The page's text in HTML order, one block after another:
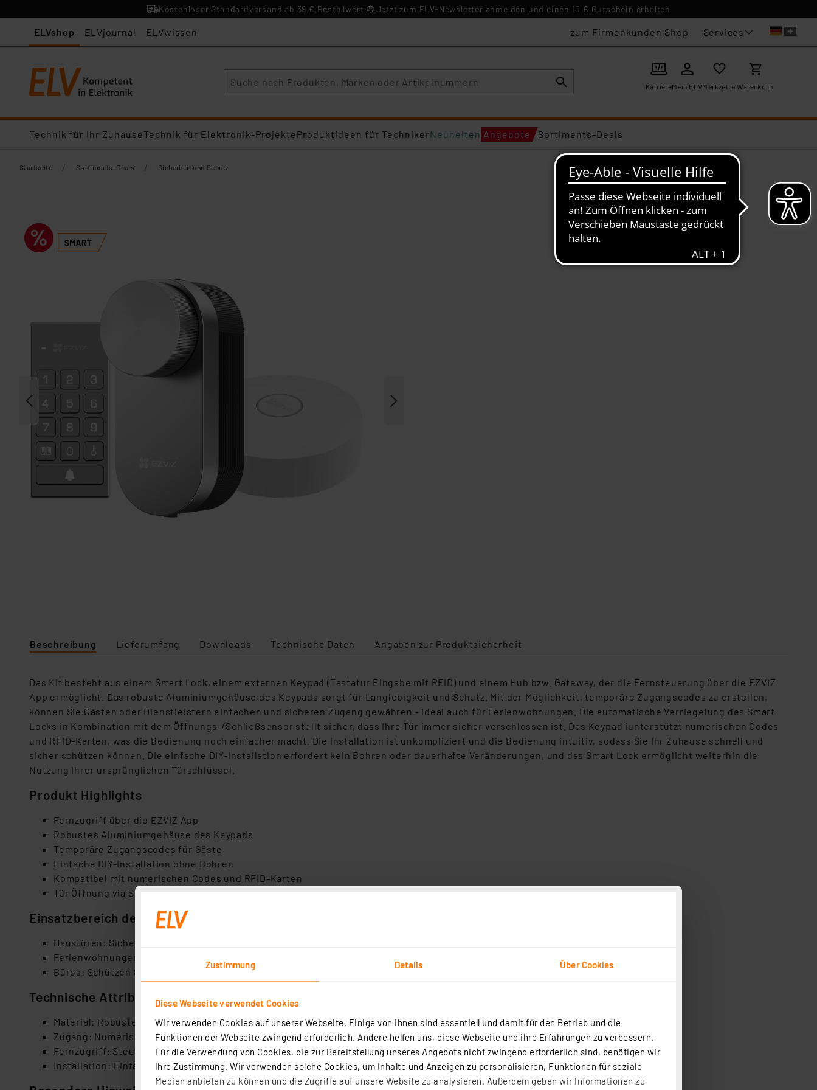
Zustimmung Details Über Cookies
Diese Webseite verwendet Cookies
Wir verwenden Cookies auf unserer Webseite. Einige von ihnen sind essentiell und damit für den Betrieb und die
Funktionen der Webseite zwingend erforderlich. Andere helfen uns, diese Webseite und ihre Erfahrungen zu verbessern.
Für die Verwendung von Cookies, die zur Bereitstellung unseres Angebots nicht zwingend erforderlich sind, benötigen wir
Ihre Zustimmung. Wir verwenden solche Cookies, um Inhalte und Anzeigen zu personalisieren, Funktionen für soziale
Medien anbieten zu können und die Zugriffe auf unsere Website zu analysieren. Außerdem geben wir Informationen zu
Kostenloser Standardversand ab 39 € Bestellwert Jetzt zum ELV-Newsletter anmelden und einen 10 € Gutschein erhalten
ELVshop ELVjournal ELVwissen zum Firmenkunden Shop Services
KarriereMein ELVMerkzettelWarenkorb
Technik für Ihr ZuhauseTechnik für Elektronik-ProjekteProduktideen für TechnikerNeuheiten Angebote Sortiments-Deals
Startseite / Sortiments-Deals / Sicherheit und Schutz​
Beschreibung Lieferumfang Downloads Technische Daten Angaben zur Produktsicherheit
Das Kit besteht aus einem Smart Lock, einem externen Keypad (Tastatur Eingabe mit RFID) und einem Hub bzw. Gateway, der die Fernsteuerung über die EZVIZ
App ermöglicht. Das robuste Aluminiumgehäuse des Keypads sorgt für Langlebigkeit und Schutz. Mit der Möglichkeit, temporäre Zugangscodes zu erstellen,
können Sie Gästen oder Dienstleistern einfachen und sicheren Zugang gewähren - ideal auch für Ferienwohnungen. Die automatische Verriegelung des Smart
Locks in Kombination mit dem Öffnungs-/Schließsensor stellt sicher, dass Ihre Tür immer sicher verschlossen ist. Das Keypad iunterstützt numerischen Codes
und RFID-Karten, was die Bedienung noch einfacher macht. Die Installation ist unkompliziert und die Bedienung intuitiv, sodass Sie Ihr Zuhause schnell und
sicher schützen können. Die einfache DIY-Installation erfordert kein Bohren oder dauerhafte Veränderungen, und das Smart Lock ermöglicht weiterhin die
Nutzung Ihrer ursprünglichen Türschlüssel.
Produkt Highlights
Fernzugriff über die EZVIZ App
Robustes Aluminiumgehäuse des Keypads
Temporäre Zugangscodes für Gäste
Einfache DIY-Installation ohne Bohren
Kompatibel mit numerischen Codes und RFID-Karten
Tür Öffnung via Schlüssel, App, Codeeingabe oder RFID-Karte
Einsatzbereich des Produktes
Haustüren: Sichern Sie Ihre Haustür mit modernster Technologie
Ferienwohnungen: Gewähren Sie Gästen sicheren und einfachen Zugang
Büros: Schützen Sie Ihr Büro mit temporären Zugangscodes für Mitarbeiter
Technische Attribute
Material: Robustes Aluminiumgehäuse
Zugang: Numerische Codes und RFID-Karten sowie herkömmlich per Schlüssel oder per App
Fernzugriff: Steuerung über die EZVIZ App
Installation: Einfache DIY-Installation ohne Bohren